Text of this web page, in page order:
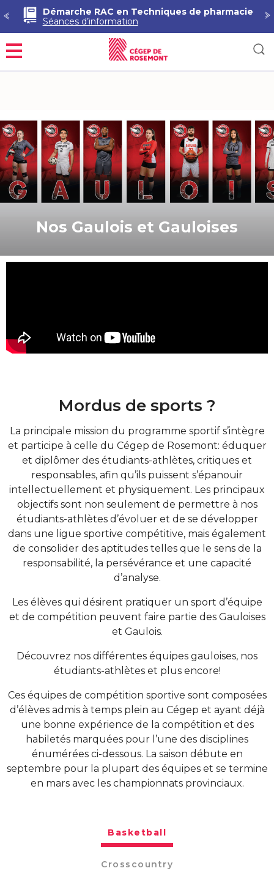
Démarche RAC en Techniques de pharmacie
Séances d’information
Menu
Nos Gaulois et Gauloises
Mordus de sports ?
La principale mission du programme sportif s’intègre
et participe à celle du Cégep de Rosemont: éduquer
et diplômer des étudiants-athlètes, critiques et
responsables, afin qu’ils puissent s’épanouir
intellectuellement et physiquement. Les principaux
objectifs sont non seulement de permettre à nos
étudiants-athlètes d’évoluer et de se développer
dans une ligue sportive compétitive, mais également
de consolider des aptitudes telles que le sens de la
responsabilité, la persévérance et une capacité
d’analyse.
Les élèves qui désirent pratiquer un sport d’équipe
et de compétition peuvent faire partie des Gauloises
et Gaulois.
Découvrez nos différentes équipes gauloises, nos
étudiants-athlètes et plus encore!
Ces équipes de compétition sportive sont composées
d’élèves admis à temps plein au Cégep et ayant déjà
une bonne expérience de la compétition et des
habiletés marquées pour l’une des disciplines
énumérées ci-dessous. La saison débute en
septembre pour la plupart des équipes et se termine
en mars avec les championnats provinciaux.
Basketball
Crosscountry